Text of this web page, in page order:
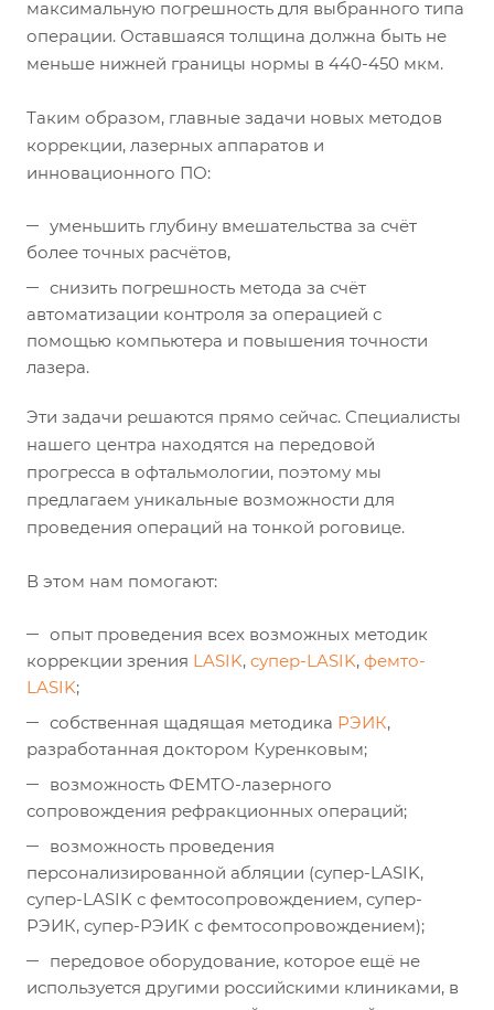
максимальную погрешность для выбранного типа
операции. Оставшаяся толщина должна быть не
меньше нижней границы нормы в 440-450 мкм.
Таким образом, главные задачи новых методов
коррекции, лазерных аппаратов и
инновационного ПО:
уменьшить глубину вмешательства за счёт
более точных расчётов,
снизить погрешность метода за счёт
автоматизации контроля за операцией с
помощью компьютера и повышения точности
лазера.
Эти задачи решаются прямо сейчас. Специалисты
нашего центра находятся на передовой
прогресса в офтальмологии, поэтому мы
предлагаем уникальные возможности для
проведения операций на тонкой роговице.
В этом нам помогают:
опыт проведения всех возможных методик
коррекции зрения LASIK, cупер-LASIK, фемто-
LASIK;
собственная щадящая методика РЭИК,
разработанная доктором Куренковым;
возможность ФЕМТО-лазерного
сопровождения рефракционных операций;
возможность проведения
персонализированной абляции (cупер-LASIK,
cупер-LASIK с фемтосопровождением, cупер-
РЭИК, cупер-РЭИК с фемтосопровождением);
передовое оборудование, которое ещё не
используется другими российскими клиниками, в